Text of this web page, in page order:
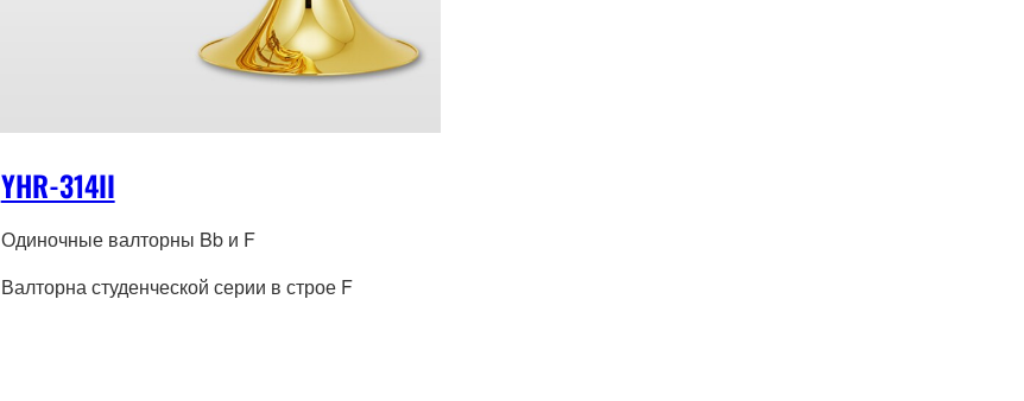
YHR-314II
Одиночные валторны Bb и F
Валторна студенческой серии в строе F